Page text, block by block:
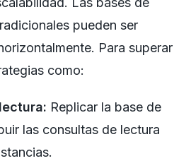
pueden ser
Para superar
como:
Replicar la base de
las consultas de lectura